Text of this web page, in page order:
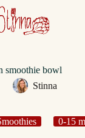
smoothie bowl
Stinna
0-15